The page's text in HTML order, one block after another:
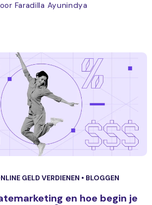
Faradilla Ayunindya
GELD VERDIENEN • BLOGGEN
en hoe begin je